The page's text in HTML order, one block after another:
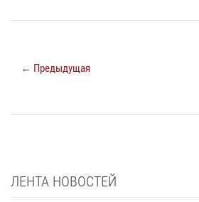
← Предыдущая
ЛЕНТА НОВОСТЕЙ